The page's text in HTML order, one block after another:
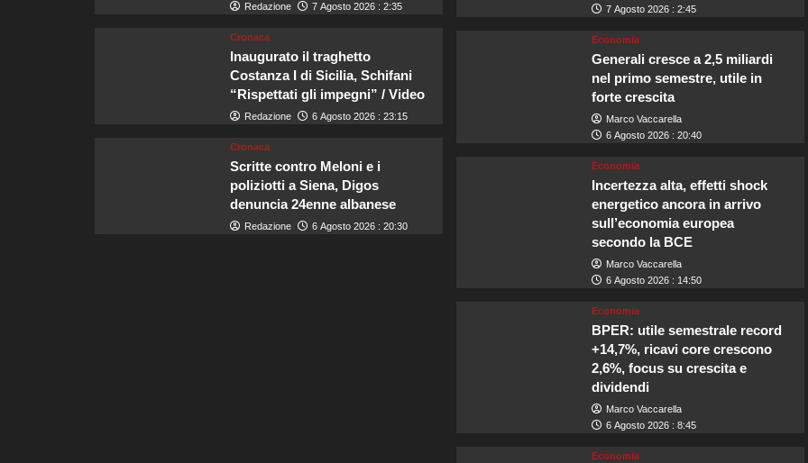
Redazione 7 Agosto 2026 : 2:35
Cronaca
Inaugurato il traghetto
Costanza I di Sicilia, Schifani
“Rispettati gli impegni” / Video
Redazione 6 Agosto 2026 : 23:15
Cronaca
Scritte contro Meloni e i
poliziotti a Siena, Digos
denuncia 24enne albanese
Redazione 6 Agosto 2026 : 20:30
7 Agosto 2026 : 2:45
Economia
Generali cresce a 2,5 miliardi
nel primo semestre, utile in
forte crescita
Marco Vaccarella
6 Agosto 2026 : 20:40
Economia
Incertezza alta, effetti shock
energetico ancora in arrivo
sull’economia europea
secondo la BCE
Marco Vaccarella
6 Agosto 2026 : 14:50
Economia
BPER: utile semestrale record
+14,7%, ricavi core crescono
2,6%, focus su crescita e
dividendi
Marco Vaccarella
6 Agosto 2026 : 8:45
Economia